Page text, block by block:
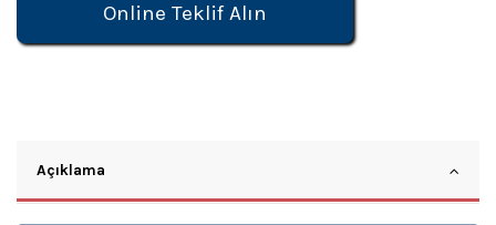
Online Teklif Alın
Açıklama